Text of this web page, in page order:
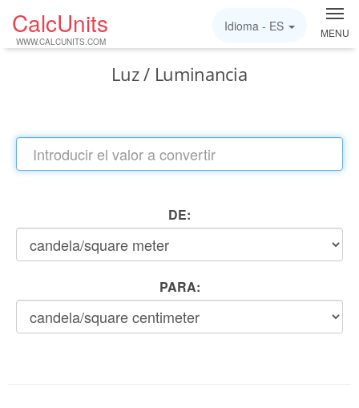
CalcUnits
WWW.CALCUNITS.COM
MENU
Idioma - ES
Luz / Luminancia
DE:
PARA: